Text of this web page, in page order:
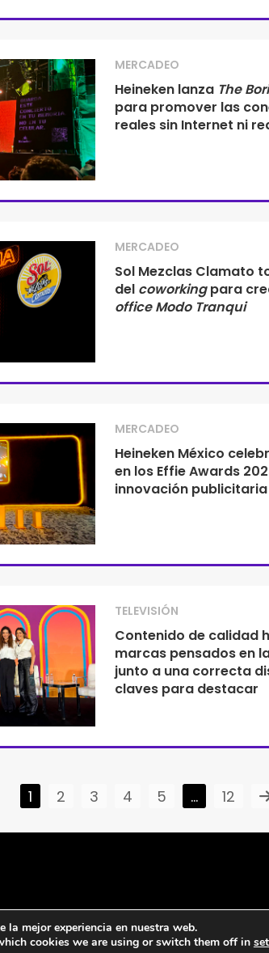
MERCADEO
Heineken lanza The
para promover las
reales sin Internet ni
MERCADEO
Sol Mezclas Clamato
del coworkingpara
office Modo Tranqui
MERCADEO
Heineken México
en los Effie Awards
innovación publicitaria
TELEVISIÓN
Contenido de calidad
marcas pensados en
junto a una correcta
claves para destacar
1 2 3 4 5 … 12
la mejor experiencia en nuestra web.
cookies we are using or switch them off in